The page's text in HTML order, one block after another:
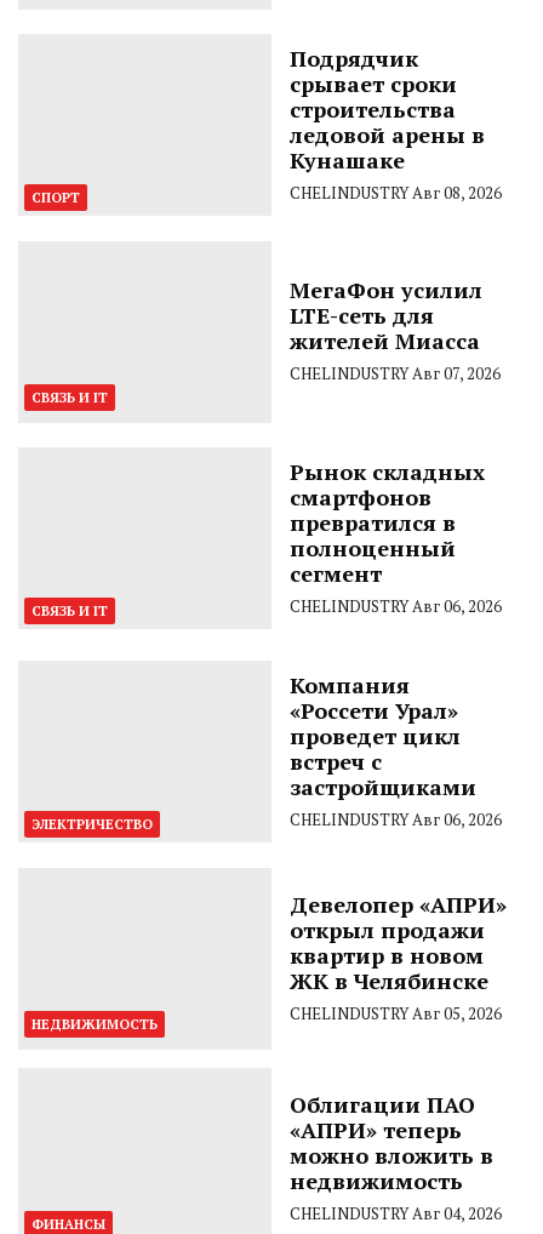
СПОРТ
Подрядчик
срывает сроки
строительства
ледовой арены в
Кунашаке
CHELINDUSTRYАвг 08, 2026
СВЯЗЬ И IT
МегаФон усилил
LTE-сеть для
жителей Миасса
CHELINDUSTRYАвг 07, 2026
СВЯЗЬ И IT
Рынок складных
смартфонов
превратился в
полноценный
сегмент
CHELINDUSTRYАвг 06, 2026
ЭЛЕКТРИЧЕСТВО
Компания
«Россети Урал»
проведет цикл
встреч с
застройщиками
CHELINDUSTRYАвг 06, 2026
НЕДВИЖИМОСТЬ
Девелопер «АПРИ»
открыл продажи
квартир в новом
ЖК в Челябинске
CHELINDUSTRYАвг 05, 2026
ФИНАНСЫ
Облигации ПАО
«АПРИ» теперь
можно вложить в
недвижимость
CHELINDUSTRYАвг 04, 2026